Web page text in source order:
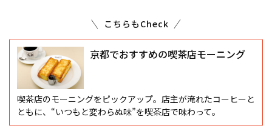
こちらもCheck
京都でおすすめの喫茶店モーニング
喫茶店のモーニングをピックアップ。店主が淹れたコーヒーと
ともに、“いつもと変わらぬ味”を喫茶店で味わって。